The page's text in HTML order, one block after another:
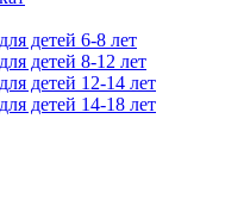
детей 6-8 лет
детей 8-12 лет
детей 12-14 лет
детей 14-18 лет